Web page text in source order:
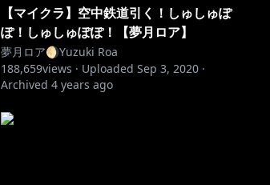
【マイクラ】空中鉄道引く！しゅしゅぽ
ぽ！しゅしゅぽぽ！【夢月ロア】
夢月ロア🌖Yuzuki Roa
188,659views · Uploaded Sep 3, 2020 ·
Archived 4 years ago